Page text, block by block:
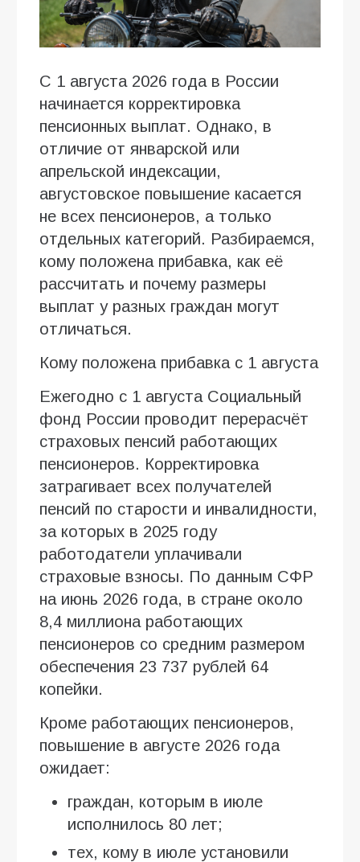
С 1 августа 2026 года в России
начинается корректировка
пенсионных выплат. Однако, в
отличие от январской или
апрельской индексации,
августовское повышение касается
не всех пенсионеров, а только
отдельных категорий. Разбираемся,
кому положена прибавка, как её
рассчитать и почему размеры
выплат у разных граждан могут
отличаться.
Кому положена прибавка с 1 августа
Ежегодно с 1 августа Социальный
фонд России проводит перерасчёт
страховых пенсий работающих
пенсионеров. Корректировка
затрагивает всех получателей
пенсий по старости и инвалидности,
за которых в 2025 году
работодатели уплачивали
страховые взносы. По данным СФР
на июнь 2026 года, в стране около
8,4 миллиона работающих
пенсионеров со средним размером
обеспечения 23 737 рублей 64
копейки.
Кроме работающих пенсионеров,
повышение в августе 2026 года
ожидает:
граждан, которым в июле
исполнилось 80 лет;
тех, кому в июле установили